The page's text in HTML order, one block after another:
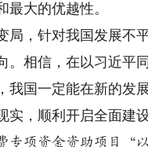
大的优越性。
，针对我国发展不
。相信，在以习近平
我国一定能在新的发
，顺利开启全面建
项资金资助项目“以